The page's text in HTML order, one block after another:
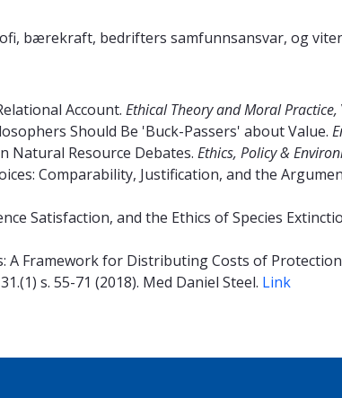
bærekraft, bedrifters samfunnsansvar, og
Account. Ethical Theory and Moral Practice,
Should Be 'Buck-Passers' about Value.
Natural Resource Debates. Ethics, Policy&
Comparability, Justification, and the
Satisfaction, and the Ethics of Species
A Framework for Distributing Costs of
s. 55-71 (2018). Med Daniel Steel. Link